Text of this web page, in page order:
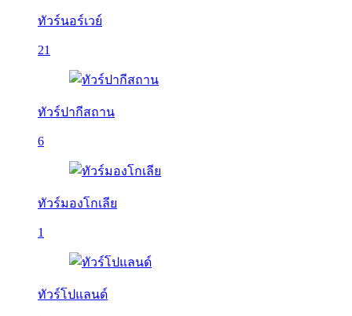
ทัวร์นอร์เวย์
21
ทัวร์ปากีสถาน
6
ทัวร์มองโกเลีย
1
ทัวร์โปแลนด์